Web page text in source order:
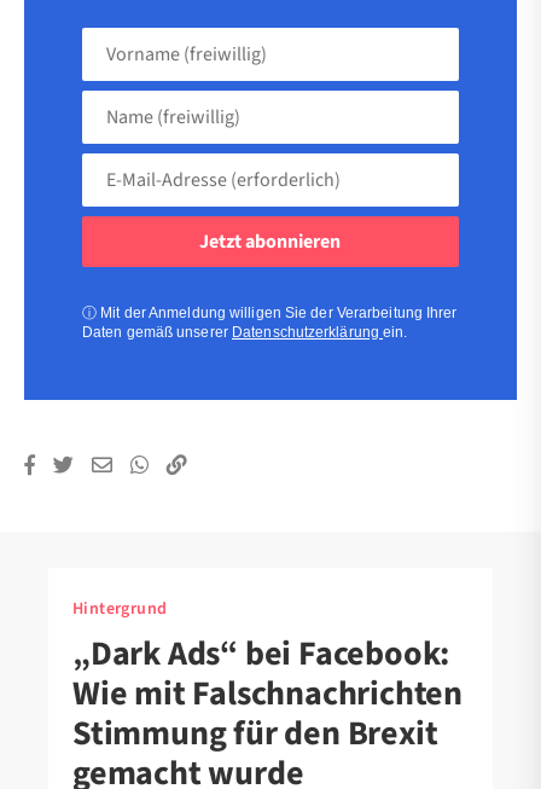
Vorname
Name
(freiwillig)
Adresse
ⓘ Mit der Anmeldung willigen Sie der Verarbeitung Ihrer
Daten gemäß unserer Datenschutzerklärungein.
Hintergrund
„Dark Ads“ bei Facebook:
Wie mit Falschnachrichten
Stimmung für den Brexit
gemacht wurde